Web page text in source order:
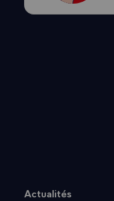
Plan du site
Actualités